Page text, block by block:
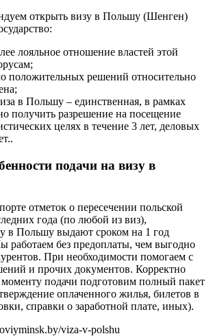
открыть визу в Польшу (Шенген)
лояльное отношение властей этой
положительных решений относительно
в Польшу – единственная, в рамках
получить разрешение на посещение
целях в течение 3 лет, деловых
подачи на визу в
отметок о пересечении польской
года (по любой из виз),
в Польшу выдают сроком на 1 год
работаем без предоплаты, чем выгодно
При необходимости помогаем с
и прочих документов. Корректно
моменту подачи подготовим полный пакет
оплаченного жилья, билетов в
справки о заработной плате, иных).
viza-v-polshu